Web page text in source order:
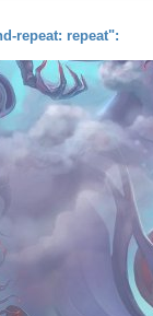
repeat: repeat":